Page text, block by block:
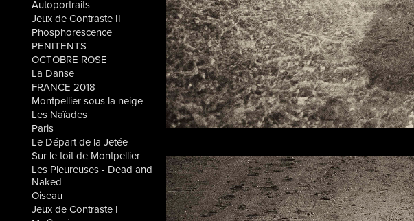
Autoportraits
Jeux de Contraste II
Phosphorescence
PENITENTS
OCTOBRE ROSE
La Danse
FRANCE 2018
Montpellier sous la neige
Les Naïades
Paris
Le Départ de la Jetée
Sur le toit de Montpellier
Les Pleureuses - Dead and
Naked
Oiseau
Jeux de Contraste I